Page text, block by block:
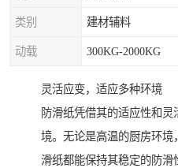
类别 建材辅料
动载 300KG-2000KG
灵活应变，适应多种环境
防滑纸凭借其的适应性和
境。无论是高温的厨房环
滑纸都能保持其稳定的防